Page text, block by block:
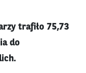
trafiło 75,73
do